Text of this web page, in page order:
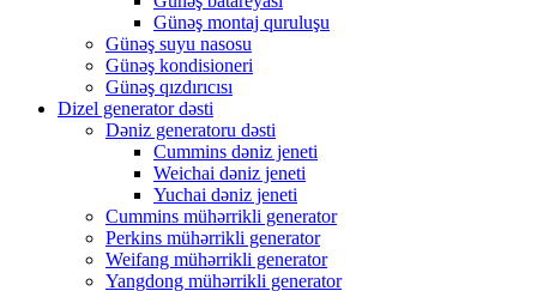
Günəş montaj quruluşu
Günəş suyu nasosu
Günəş kondisioneri
Günəş qızdırıcısı
Dizel generator dəsti
Dəniz generatoru dəsti
Cummins dəniz jeneti
Weichai dəniz jeneti
Yuchai dəniz jeneti
Cummins mühərrikli generator
Perkins mühərrikli generator
Weifang mühərrikli generator
Yangdong mühərrikli generator